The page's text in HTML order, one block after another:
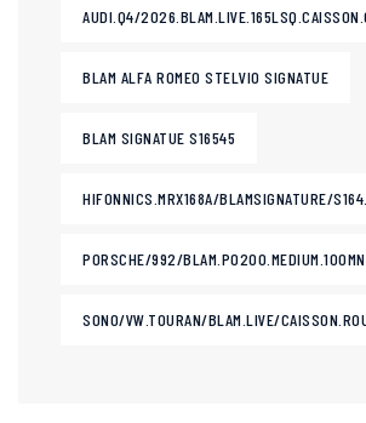
AUDI.Q4/
BLAM ALFA ROMEO STELVIO SIGNATUE
BLAM SIGNATUE S16545
HIFONNICS.MRX168A/BLAMSIGNATURE/
PORSCHE/992/
SONO/VW.TOURAN/BLAM.LIVE/